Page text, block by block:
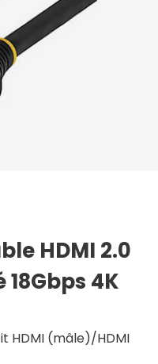
HDMI 2.0
4K
HDMI (mâle)/HDMI